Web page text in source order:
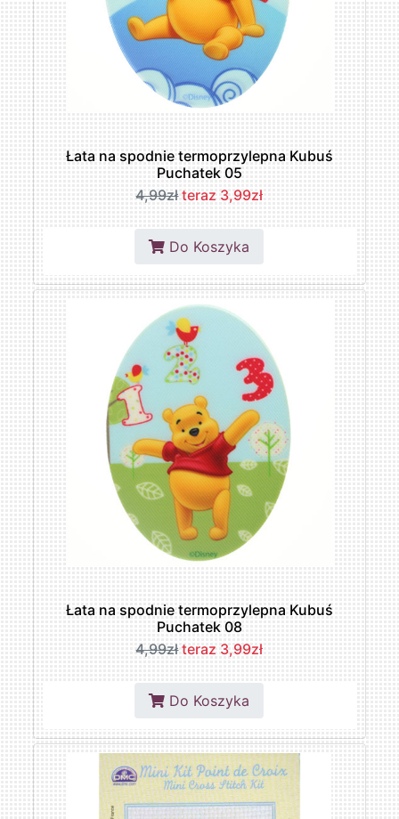
Łata na spodnie termoprzylepna Kubuś
Puchatek 05
4,99zł teraz 3,99zł
Do Koszyka
Łata na spodnie termoprzylepna Kubuś
Puchatek 08
4,99zł teraz 3,99zł
Do Koszyka